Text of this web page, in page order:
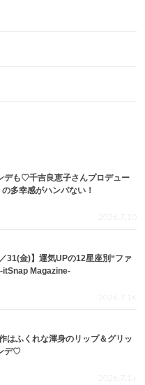
デも♡千吉良恵子さんプロデュー
多幸感がハンパない！
2026.7.10
31(金)】運気UPの12星座別“ファ
itSnap Magazine-
2026.7.16
はふくれな渾身のリップ＆グリッ
デ♡
2026.7.14